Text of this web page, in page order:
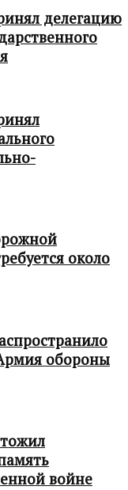
делегацию
около
обороны
войне